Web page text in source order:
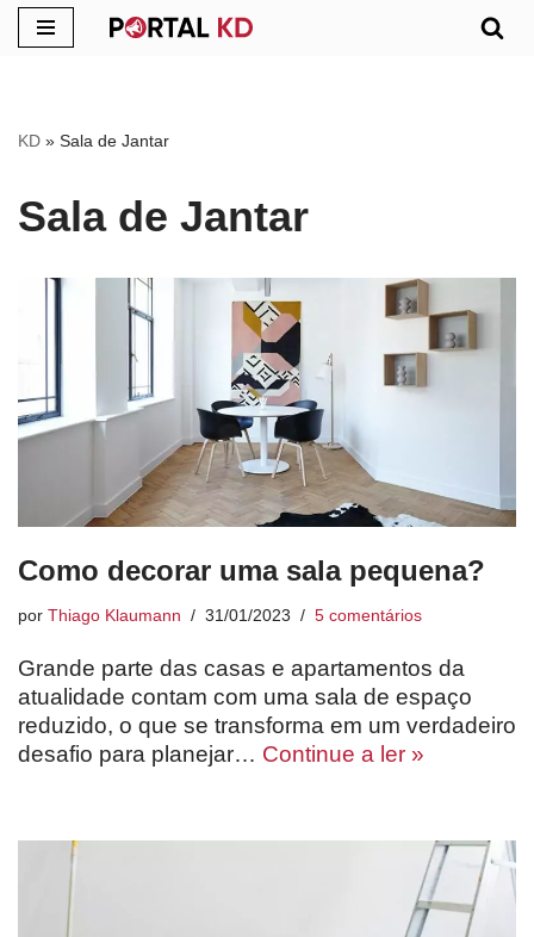
conteúdo
KD » Sala de Jantar
Sala de Jantar
Como decorar uma sala pequena?
por Thiago Klaumann 31/01/2023 5 comentários
Grande parte das casas e apartamentos da
atualidade contam com uma sala de espaço
reduzido, o que se transforma em um verdadeiro
desafio para planejar… Continue a ler »